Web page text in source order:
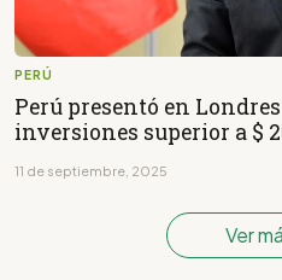
PERÚ
Perú presentó en
inversiones superior a $
11 de septiembre, 2025
Ver